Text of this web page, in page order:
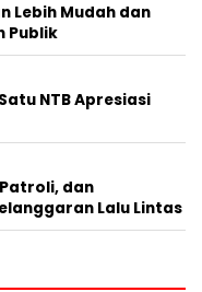
Lebih Mudah dan
Publik
NTB Apresiasi
dan
Lalu Lintas